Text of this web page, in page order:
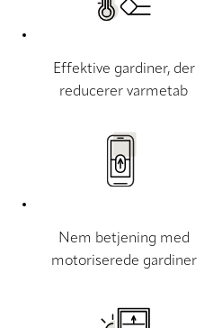
Effektive gardiner, der
reducerer varmetab
Nem betjening med
motoriserede gardiner